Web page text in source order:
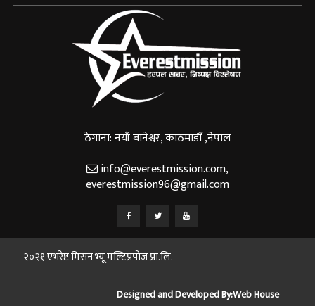
ठेगाना: नयाँ बानेश्वर, काठमाडौँ ,नेपाल
info@everestmission.com,
everestmission96@gmail.com
२०२१ एभरेष्ट मिसन भ्यू मल्टिप्रपोज प्रा.लि.
Designed and Developed By:Web House